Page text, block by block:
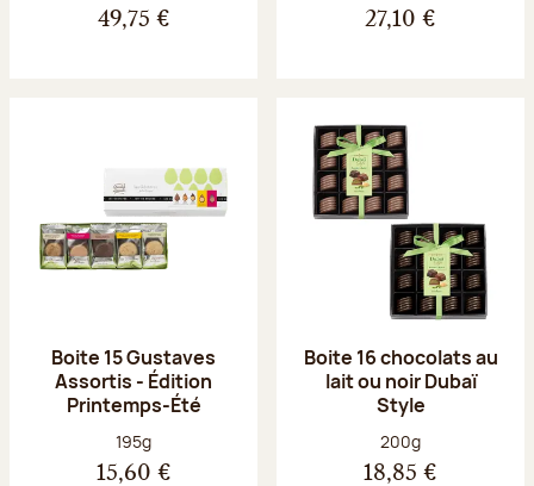
49,75 € 27,10 €
Boite 15 Gustaves
Assortis - Édition
Printemps-Été
Poids net :
195g
15,60 €
Boite 16 chocolats au
lait ou noir Dubaï
Style
Poids net :
200g
18,85 €